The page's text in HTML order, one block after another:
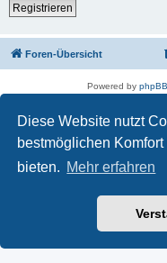
Diese Website nutzt
bestmöglichen
bieten. Mehr erfahren
Registrieren
Foren-Übersicht
Powered by phpBB